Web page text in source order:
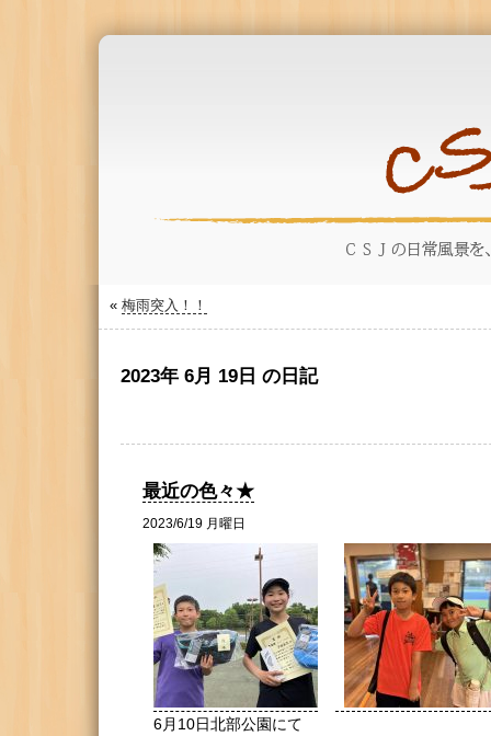
« 梅雨突入！！
2023年 6月 19日 の日記
最近の色々★
2023/6/19 月曜日
6月10日北部公園にて